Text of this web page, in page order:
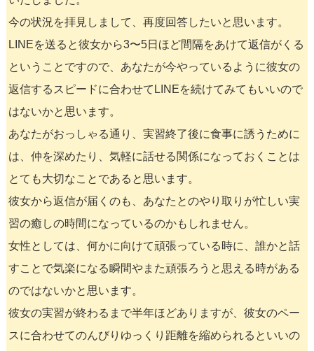
今の状況を拝見しまして、再度回答したいと思います。
LINEを送ると彼女から3〜5日ほど間隔をあけて返信がくる
ということですので、あなたが今やっているように彼女の
返信するスピードに合わせてLINEを続けてみてもいいので
はないかと思います。
あなたがおっしゃる通り、実習終了後に食事に誘うために
は、仲を深めたり、気軽に話せる関係になっておくことは
とても大切なことであると思います。
彼女から返信が届くのも、あなたとのやり取りが忙しい実
習の癒しの時間になっているのかもしれません。
女性としては、何かに向けて頑張っている時に、誰かと話
すことで気楽になる瞬間やまた頑張ろうと思える時がある
のではないかと思います。
彼女の実習が終わるまで半年ほどありますが、彼女のペー
スに合わせてのんびりゆっくり距離を縮められるといいの